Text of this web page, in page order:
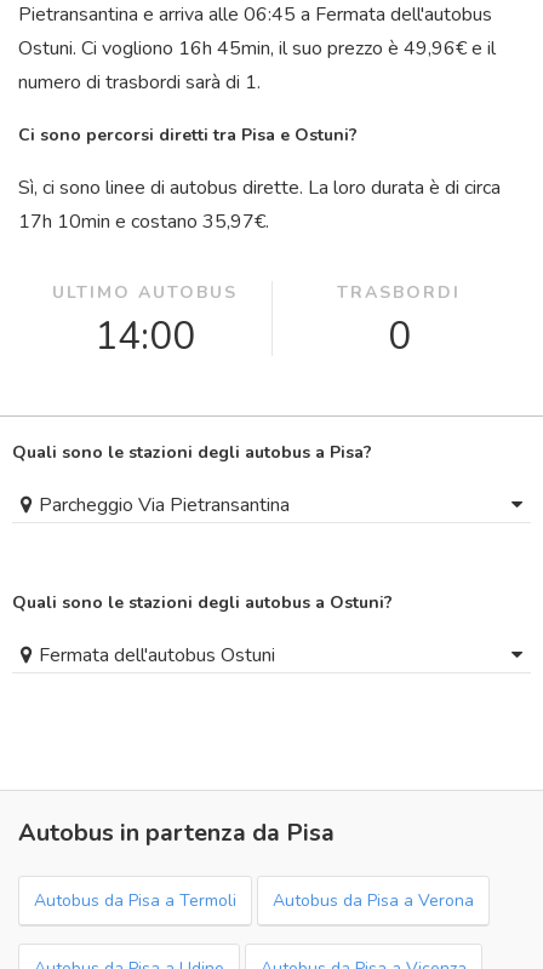
Pietransantina e arriva alle 06:45 a Fermata dell'autobus
Ostuni. Ci vogliono 16h 45min, il suo prezzo è 49,96€ e il
numero di trasbordi sarà di 1.
Ci sono percorsi diretti tra Pisa e Ostuni?
Sì, ci sono linee di autobus dirette. La loro durata è di circa
17h 10min e costano 35,97€.
ULTIMO AUTOBUS
14:00
TRASBORDI
0
Quali sono le stazioni degli autobus a Pisa?
Parcheggio Via Pietransantina
Quali sono le stazioni degli autobus a Ostuni?
Fermata dell'autobus Ostuni
Autobus in partenza da Pisa
Autobus da Pisa a Termoli Autobus da Pisa a Verona